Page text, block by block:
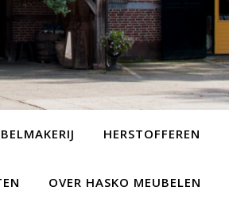
HERSTOFFEREN
OVER HASKO MEUBELEN